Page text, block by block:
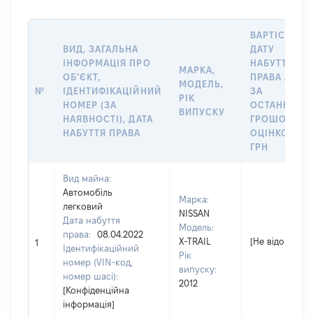
№
ВИД, ЗАГАЛЬНА
ІНФОРМАЦІЯ ПРО
ОБʼЄКТ,
ІДЕНТИФІКАЦІЙНИЙ
НОМЕР (ЗА
НАЯВНОСТІ), ДАТА
НАБУТТЯ ПРАВА
МАРКА,
МОДЕЛЬ,
РІК
ВИПУСКУ
ВАРТІСТЬ НА
ДАТУ
НАБУТТЯ
ПРАВА АБО
ЗА
ГРОШОВОЮ
ОЦІНКОЮ,
ГРН
1
Вид майна:
Автомобіль
легковий
Дата набуття
права:
08.04.2022
Ідентифікаційний
номер (VIN-код,
номер шасі):
[Конфіденційна
інформація]
Марка:
NISSAN
Модель:
X-TRAIL
Рік
випуску:
2012
[Не відомо]